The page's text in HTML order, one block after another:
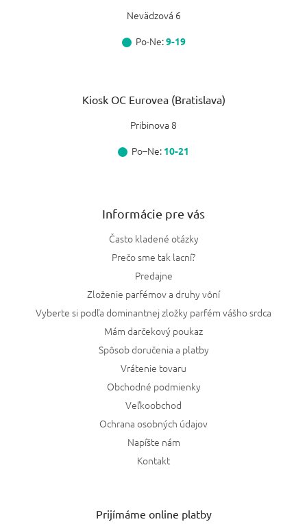
Nevädzová 6
Po-Ne:9-19
Kiosk OC Eurovea (Bratislava)
Pribinova 8
Po–Ne: 10-21
Informácie pre vás
Často kladené otázky
Prečo sme tak lacní?
Predajne
Zloženie parfémov a druhy vôní
Vyberte si podľa dominantnej zložky parfém vášho srdca
Mám darčekový poukaz
Spôsob doručenia a platby
Vrátenie tovaru
Obchodné podmienky
Veľkoobchod
Ochrana osobných údajov
Napíšte nám
Kontakt
Prijímáme online platby